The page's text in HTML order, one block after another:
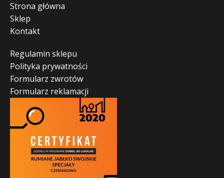
Strona główna
Sklep
Kontakt
Regulamin sklepu
Polityka prywatności
Formularz zwrotów
Formularz reklamacji